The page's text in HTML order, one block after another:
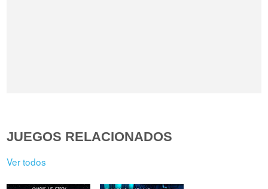
JUEGOS RELACIONADOS
Ver todos